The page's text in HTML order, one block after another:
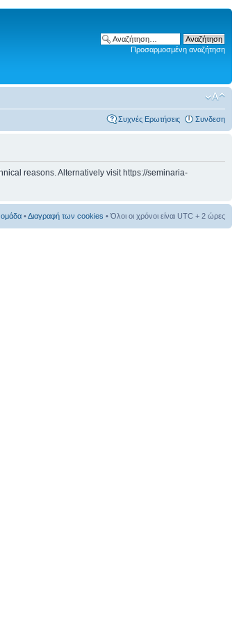
Προσαρμοσμένη αναζήτηση
Συχνές Ερωτήσεις Συνδεση
reasons. Alternatively visit https://seminaria-
•Διαγραφή των cookies • Όλοι οι χρόνοι είναι UTC + 2 ώρες